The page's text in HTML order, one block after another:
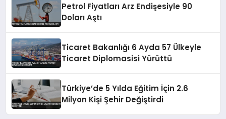
Petrol Fiyatları Arz Endişesiyle 90
Doları Aştı
Ticaret Bakanlığı 6 Ayda 57 Ülkeyle
Ticaret Diplomasisi Yürüttü
Türkiye’de 5 Yılda Eğitim İçin 2.6
Milyon Kişi Şehir Değiştirdi